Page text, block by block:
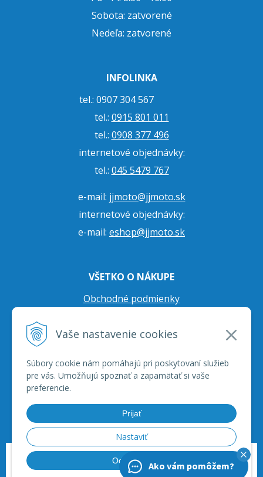
Vaše nastavenie cookies
Súbory cookie nám pomáhajú pri poskytovaní služieb
pre vás. Umožňujú spoznať a zapamätať si vaše
preferencie.
Prijať
Nastaviť
Odmietnuť
Sobota: zatvorené
Nedeľa: zatvorené
INFOLINKA
tel.: 0907 304 567
tel.: 0915 801 011
tel.: 0908 377 496
internetové objednávky:
tel.: 045 5479 767
e-mail: jjmoto@jjmoto.sk
internetové objednávky:
e-mail: eshop@jjmoto.sk
VŠETKO O NÁKUPE
Obchodné podmienky
Prepravné podmienky
© 2026 JJ Moto - skútre, štvorkolky, moto príslušenstvo, ich servis. •
tvorba
Ako vám pomôžem?